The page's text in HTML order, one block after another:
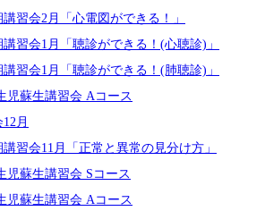
習会2月「心電図ができる！」
習会1月「聴診ができる！(心聴診)」
習会1月「聴診ができる！(肺聴診)」
児蘇生講習会 Aコース
月
習会11月「正常と異常の見分け方」
児蘇生講習会 Sコース
児蘇生講習会 Aコース